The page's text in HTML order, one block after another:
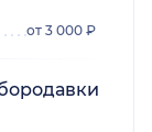
от 3 000 ₽